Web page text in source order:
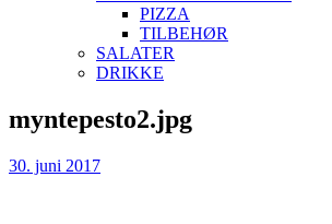
PIZZA
TILBEHØR
SALATER
DRIKKE
Skip
to
myntepesto2.jpg
30. juni 2017